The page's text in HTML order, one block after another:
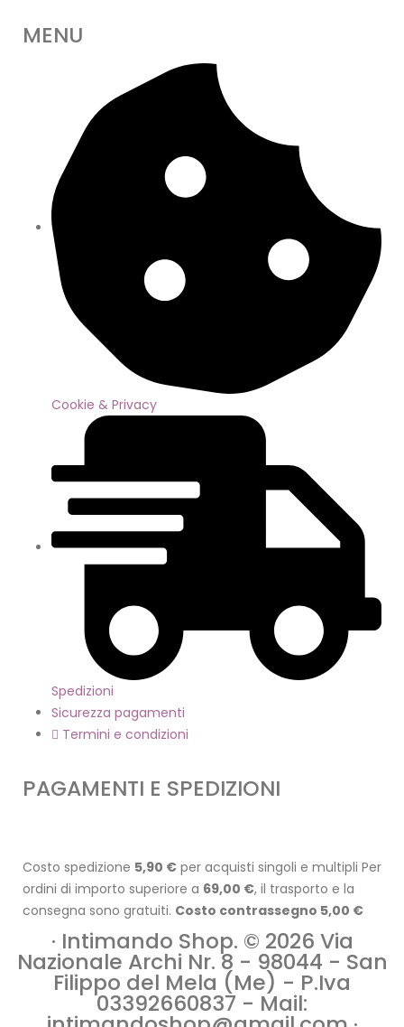
MENU
Cookie & Privacy
Spedizioni
Sicurezza pagamenti
Termini e condizioni
PAGAMENTI E SPEDIZIONI
Costo spedizione 5,90 € per acquisti singoli e multipli Per
ordini di importo superiore a 69,00 €, il trasporto e la
consegna sono gratuiti. Costo contrassegno 5,00 €
· Intimando Shop. © 2026 Via
Nazionale Archi Nr. 8 - 98044 - San
Filippo del Mela (Me) - P.Iva
03392660837 - Mail: